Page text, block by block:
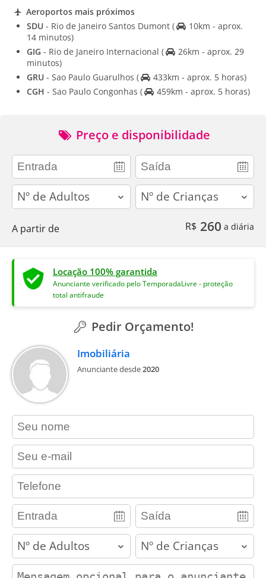
Aeroportos mais próximos
SDU - Rio de Janeiro Santos Dumont (
10km - aprox.
14 minutos)
GIG - Rio de Janeiro Internacional (
26km - aprox. 29
minutos)
GRU - Sao Paulo Guarulhos (
433km - aprox. 5 horas)
CGH - Sao Paulo Congonhas ( 459km - aprox. 5 horas)
Preço e disponibilidade
adults children
A partir de R$ 260 a diária
Locação 100% garantida
Anunciante verificado pelo TemporadaLivre - proteção
total antifraude
Pedir Orçamento!
Imobiliária
Anunciante desde2020
contact_name
contact_email
contact_phone
adults children
contact_message